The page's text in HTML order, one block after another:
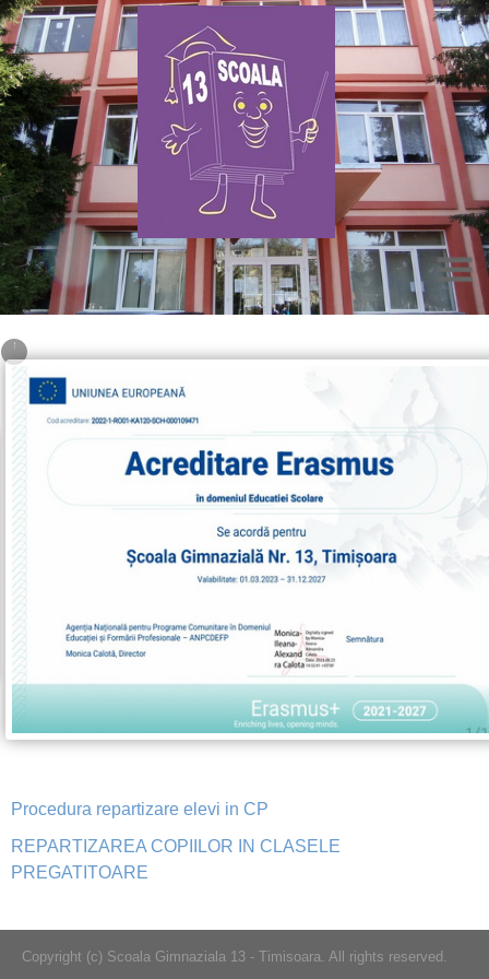
Procedura repartizare elevi in CP
REPARTIZAREA COPIILOR IN CLASELE
PREGATITOARE
Copyright (c) Scoala Gimnaziala 13 - Timisoara. All rights reserved.